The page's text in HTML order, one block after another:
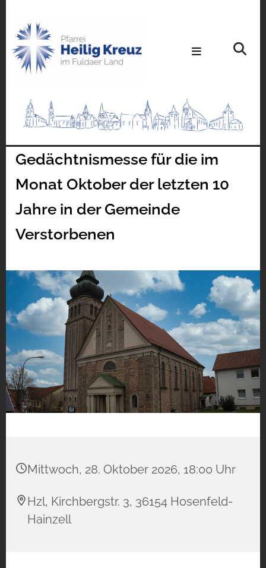
Gedächtnismesse für die im
Monat Oktober der letzten 10
Jahre in der Gemeinde
Verstorbenen
Mittwoch, 28. Oktober 2026, 18:00 Uhr
Hzl, Kirchbergstr. 3, 36154 Hosenfeld-
Hainzell